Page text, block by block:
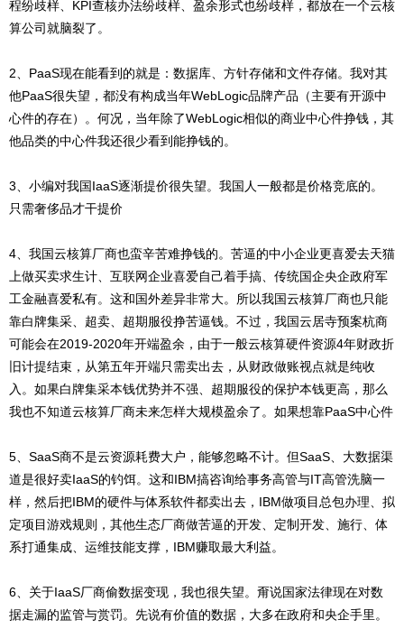
程纷歧样、KPI查核办法纷歧样、盈余形式也纷歧样，都放在一个云核
算公司就脑裂了。
2、PaaS现在能看到的就是：数据库、方针存储和文件存储。我对其
他PaaS很失望，都没有构成当年WebLogic品牌产品（主要有开源中
心件的存在）。何况，当年除了WebLogic相似的商业中心件挣钱，其
他品类的中心件我还很少看到能挣钱的。
3、小编对我国IaaS逐渐提价很失望。我国人一般都是价格竞底的。
只需奢侈品才干提价
4、我国云核算厂商也蛮辛苦难挣钱的。苦逼的中小企业更喜爱去天猫
上做买卖求生计、互联网企业喜爱自己着手搞、传统国企央企政府军
工金融喜爱私有。这和国外差异非常大。所以我国云核算厂商也只能
靠白牌集采、超卖、超期服役挣苦逼钱。不过，我国云居寺预案杭商
可能会在2019-2020年开端盈余，由于一般云核算硬件资源4年财政折
旧计提结束，从第五年开端只需卖出去，从财政做账视点就是纯收
入。如果白牌集采本钱优势并不强、超期服役的保护本钱更高，那么
我也不知道云核算厂商未来怎样大规模盈余了。如果想靠PaaS中心件
5、SaaS商不是云资源耗费大户，能够忽略不计。但SaaS、大数据渠
道是很好卖IaaS的钓饵。这和IBM搞咨询给事务高管与IT高管洗脑一
样，然后把IBM的硬件与体系软件都卖出去，IBM做项目总包办理、拟
定项目游戏规则，其他生态厂商做苦逼的开发、定制开发、施行、体
系打通集成、运维技能支撑，IBM赚取最大利益。
6、关于IaaS厂商偷数据变现，我也很失望。甭说国家法律现在对数
据走漏的监管与赏罚。先说有价值的数据，大多在政府和央企手里。